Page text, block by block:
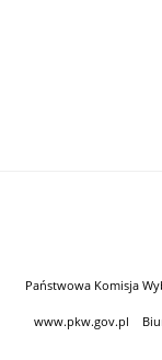
Państwowa Komisja
www.pkw.gov.pl